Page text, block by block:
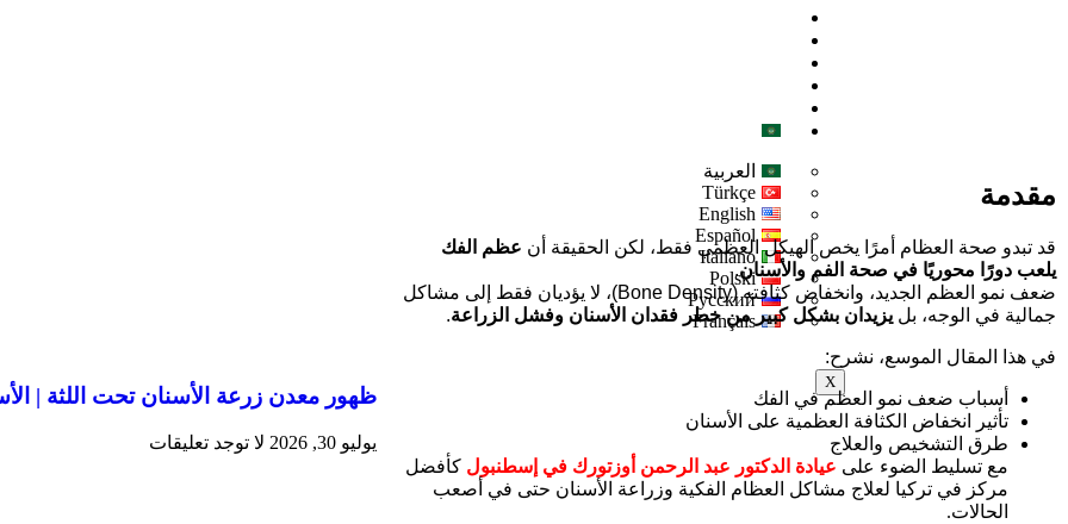
العربية
Türkçe
English
Español
Italiano
Polski
Русский
Français
X
مقدمة
قد تبدو صحة العظام أمرًا يخص الهيكل العظمي فقط، لكن الحقيقة أن عظم الفك
يلعب دورًا محوريًا في صحة الفم والأسنان.
ضعف نمو العظم الجديد، وانخفاض كثافته (Bone Density)، لا يؤديان فقط إلى مشاكل
جمالية في الوجه، بل يزيدان بشكل كبير من خطر فقدان الأسنان وفشل الزراعة.
في هذا المقال الموسع، نشرح:
أسباب ضعف نمو العظم في الفك
تأثير انخفاض الكثافة العظمية على الأسنان
طرق التشخيص والعلاج
مع تسليط الضوء على عيادة الدكتور عبد الرحمن أوزتورك في إسطنبول كأفضل
مركز في تركيا لعلاج مشاكل العظام الفكية وزراعة الأسنان حتى في أصعب
الحالات.
ظهور معدن زرعة الأسنان تحت اللثة |
يوليو 30, 2026 لا توجد تعليقات